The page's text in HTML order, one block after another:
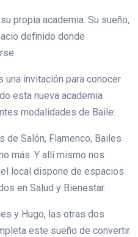
propia academia. Su sueño,
definido donde
una invitación para conocer
esta nueva academia
modalidades de Baile:
de Salón, Flamenco, Bailes
más. Y allí mismo nos
local dispone de espacios
en Salud y Bienestar.
y Hugo, las otras dos
este sueño de convertir